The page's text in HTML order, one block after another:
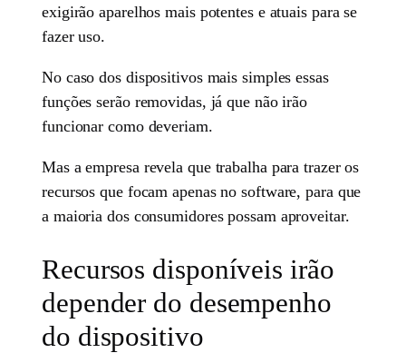
exigirão aparelhos mais potentes e atuais para se
fazer uso.
No caso dos dispositivos mais simples essas
funções serão removidas, já que não irão
funcionar como deveriam.
Mas a empresa revela que trabalha para trazer os
recursos que focam apenas no software, para que
a maioria dos consumidores possam aproveitar.
Recursos disponíveis irão
depender do desempenho
do dispositivo